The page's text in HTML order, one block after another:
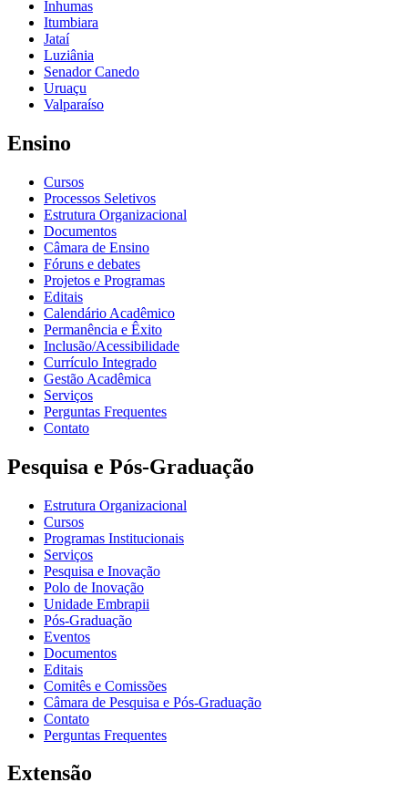
Inhumas
Itumbiara
Jataí
Luziânia
Senador Canedo
Uruaçu
Valparaíso
Ensino
Cursos
Processos Seletivos
Estrutura Organizacional
Documentos
Câmara de Ensino
Fóruns e debates
Projetos e Programas
Editais
Calendário Acadêmico
Permanência e Êxito
Inclusão/Acessibilidade
Currículo Integrado
Gestão Acadêmica
Serviços
Perguntas Frequentes
Contato
Pesquisa e Pós-Graduação
Estrutura Organizacional
Cursos
Programas Institucionais
Serviços
Pesquisa e Inovação
Polo de Inovação
Unidade Embrapii
Pós-Graduação
Eventos
Documentos
Editais
Comitês e Comissões
Câmara de Pesquisa e Pós-Graduação
Contato
Perguntas Frequentes
Extensão